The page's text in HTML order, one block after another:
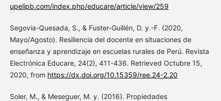
upelipb.com/index.php/educare/article/view/259
Segovia-Quesada, S., & Fuster-Guillén, D. y.-F. (2020,
Mayo/Agosto). Resiliencia del docente en situaciones de
enseñanza y aprendizaje en escuelas rurales de Perú. Revista
Electrónica Educare, 24(2), 411-436. Retrieved Octubre 15,
2020, from https://dx.doi.org/10.15359/ree.24-2.20
Soler, M., & Meseguer, M. y. (2016). Propiedades